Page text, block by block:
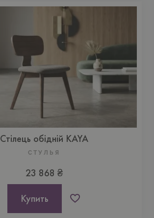
Стілець обідній KAYA
CТУЛЬЯ
23 868 ₴
Купить